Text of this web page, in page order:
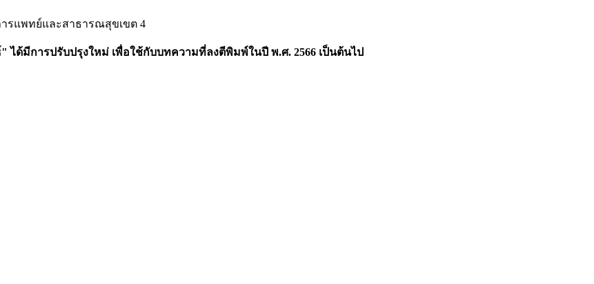
รแพทย์และสาธารณสุขเขต 4
ได้มีการปรับปรุงใหม่ เพื่อใช้กับบทความที่ลงตีพิมพ์ในปี พ.ศ. 2566 เป็นต้นไป